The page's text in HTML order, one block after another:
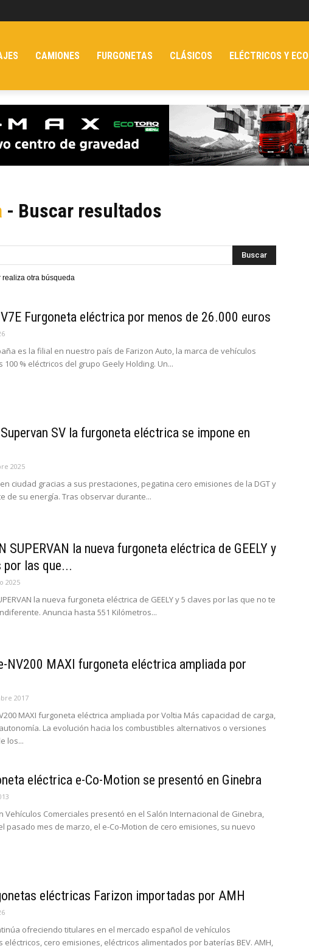
CAMIONES FURGONETAS CLÁSICOS ELÉCTRICOS Y ECO
- Buscar resultados
realiza otra búsqueda
Furgoneta eléctrica por menos de 26.000 euros
es la filial en nuestro país de Farizon Auto, la marca de vehículos
100 % eléctricos del grupo Geely Holding. Un...
SV la furgoneta eléctrica se impone en
2025
ciudad gracias a sus prestaciones, pegatina cero emisiones de la DGT y
de su energía. Tras observar durante...
SUPERVAN la nueva furgoneta eléctrica de GEELY y
por las que...
2025
la nueva furgoneta eléctrica de GEELY y 5 claves por las que no te
Anuncia hasta 551 Kilómetros...
NV200 MAXI furgoneta eléctrica ampliada por
2017
MAXI furgoneta eléctrica ampliada por Voltia Más capacidad de carga,
La evolución hacia los combustibles alternativos o versiones
los...
eléctrica e-Co-Motion se presentó en Ginebra
Vehículos Comerciales presentó en el Salón Internacional de Ginebra,
pasado mes de marzo, el e-Co-Motion de cero emisiones, su nuevo
eléctricas Farizon importadas por AMH
ofreciendo titulares en el mercado español de vehículos
eléctricos, cero emisiones, eléctricos alimentados por baterías BEV. AMH,